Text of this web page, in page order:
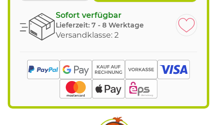
Sofort verfügbar
Lieferzeit: 7 - 8 Werktage
Versandklasse: 2